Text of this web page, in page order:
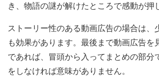
き、物語の謎が解けたところで感動が押
ストーリー性のある動画広告の場合は、
も効果があります。最後まで動画広告を
であれば、冒頭から入ってまとめの部分
をしなければ意味がありません。